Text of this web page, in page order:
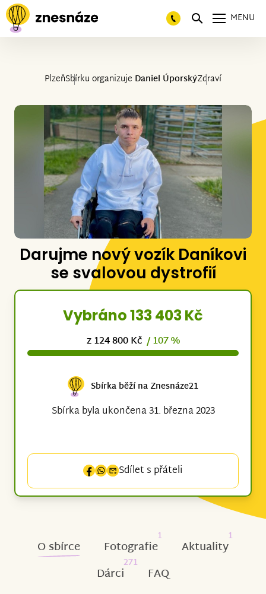
MENU
PlzeňSbírku organizuje Daniel ÚporskýZdraví
Darujme nový vozík Daníkovi
se svalovou dystrofií
Vybráno 133 403 Kč
z 124 800 Kč / 107 %
Sbírka běží na Znesnáze21
Sbírka byla ukončena 31. března 2023
Sdílet s přáteli
O sbírce Fotografie
1
Aktuality
1
Dárci
271
FAQ